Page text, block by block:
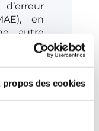
propos des cookies
en
autre
portant
du vent